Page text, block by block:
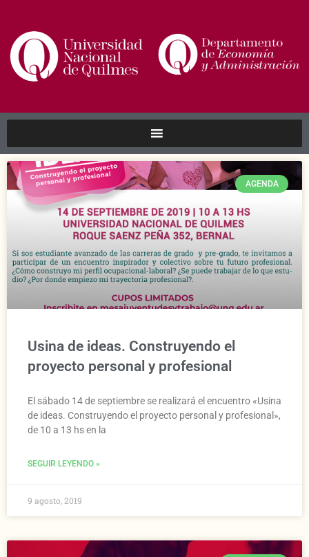
AGENDA
Usina de ideas. Construyendo el
proyecto personal y profesional
El sábado 14 de septiembre se realizará el encuentro «Usina
de ideas. Construyendo el proyecto personal y profesional»,
de 10 a 13 hs en la
SEGUIR LEYENDO »
9 agosto, 2019